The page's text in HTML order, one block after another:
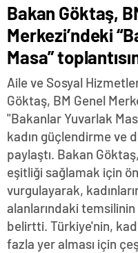
Bakan Göktaş,
Merkezi’ndeki
Masa”
Aile ve Sosyal
Göktaş, BM Genel
"Bakanlar Yuvarlak
kadın güçlendirme ve
paylaştı. Bakan
eşitliği sağlamak için
vurgulayarak,
alanlarındaki temsilinin
belirtti. Türkiye'nin,
fazla yer alması için